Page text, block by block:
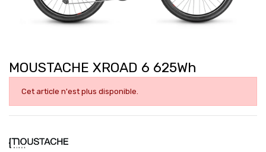
MOUSTACHE XROAD 6 625Wh
Cet article n'est plus disponible.